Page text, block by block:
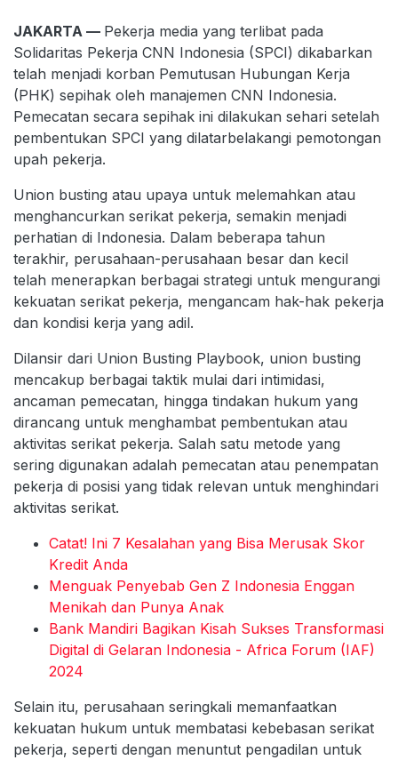
JAKARTA — Pekerja media yang terlibat pada
Solidaritas Pekerja CNN Indonesia (SPCI) dikabarkan
telah menjadi korban Pemutusan Hubungan Kerja
(PHK) sepihak oleh manajemen CNN Indonesia.
Pemecatan secara sepihak ini dilakukan sehari setelah
pembentukan SPCI yang dilatarbelakangi pemotongan
upah pekerja.
Union busting atau upaya untuk melemahkan atau
menghancurkan serikat pekerja, semakin menjadi
perhatian di Indonesia. Dalam beberapa tahun
terakhir, perusahaan-perusahaan besar dan kecil
telah menerapkan berbagai strategi untuk mengurangi
kekuatan serikat pekerja, mengancam hak-hak pekerja
dan kondisi kerja yang adil.
Dilansir dari Union Busting Playbook, union busting
mencakup berbagai taktik mulai dari intimidasi,
ancaman pemecatan, hingga tindakan hukum yang
dirancang untuk menghambat pembentukan atau
aktivitas serikat pekerja. Salah satu metode yang
sering digunakan adalah pemecatan atau penempatan
pekerja di posisi yang tidak relevan untuk menghindari
aktivitas serikat.
Catat! Ini 7 Kesalahan yang Bisa Merusak Skor
Kredit Anda
Menguak Penyebab Gen Z Indonesia Enggan
Menikah dan Punya Anak
Bank Mandiri Bagikan Kisah Sukses Transformasi
Digital di Gelaran Indonesia - Africa Forum (IAF)
2024
Selain itu, perusahaan seringkali memanfaatkan
kekuatan hukum untuk membatasi kebebasan serikat
pekerja, seperti dengan menuntut pengadilan untuk